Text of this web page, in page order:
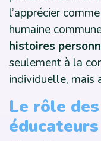
l’apprécier
humaine
histoires
seulement à la
individuelle, mais
Le rôle
éducateurs